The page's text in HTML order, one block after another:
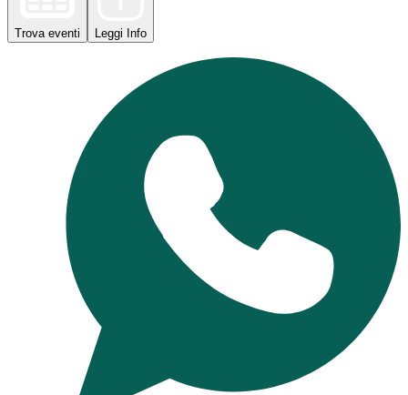
Trova eventi Leggi Info